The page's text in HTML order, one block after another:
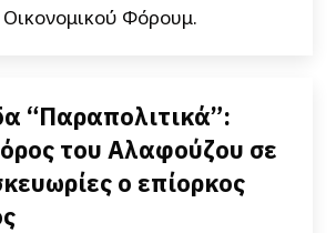
Φόρουμ.
“Παραπολιτικά”:
του Αλαφούζου σε
ο επίορκος